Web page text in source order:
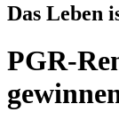
Das Leben
PGR-